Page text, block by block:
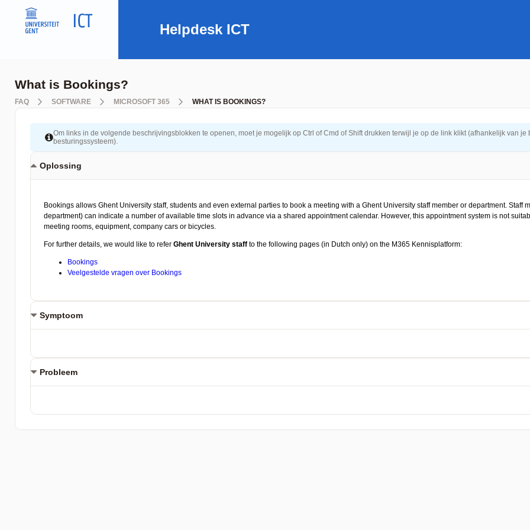
Helpdesk ICT
What is Bookings?
FAQ SOFTWARE MICROSOFT 365 WHAT IS BOOKINGS?
Om links in de volgende beschrijvingsblokken te openen, moet je mogelijk op Ctrl of Cmd of Shift drukken terwijl je op de link klikt (afhankelijk van je
besturingssysteem).
Oplossing
Symptoom
Probleem